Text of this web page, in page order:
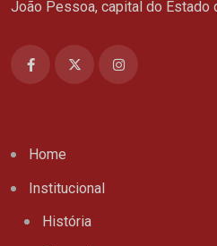
João Pessoa, capital do Estado
Home
Institucional
História